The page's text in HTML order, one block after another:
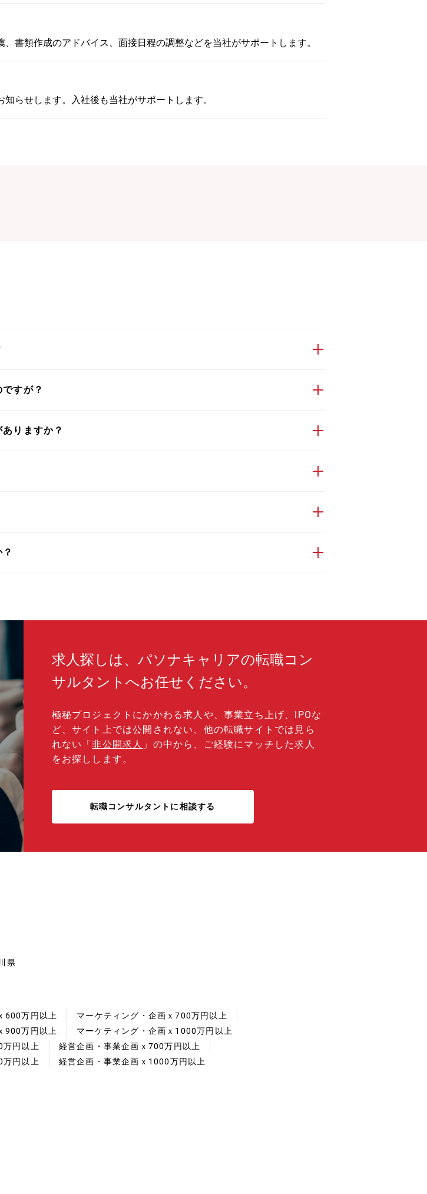
書類作成のアドバイス、面接日程の調整などを当社がサポートします。
らせします。入社後も当社がサポートします。
すが？
りますか？
求人探しは、パソナキャリアの転職コン
サルタントへお任せください。
極秘プロジェクトにかかわる求人や、事業立ち上げ、IPOな
ど、サイト上では公開されない、他の転職サイトでは見ら
れない「非公開求人 」の中から、ご経験にマッチした求人
をお探しします。
転職コンサルタントに相談する
県
600万円以上
マーケティング・企画ｘ700万円以上
900万円以上
マーケティング・企画ｘ1000万円以上
万円以上
経営企画・事業企画ｘ700万円以上
万円以上 経営企画・事業企画ｘ1000万円以上